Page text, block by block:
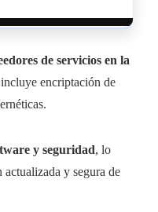
de servicios en la
encriptación de
y seguridad, lo
actualizada y segura de